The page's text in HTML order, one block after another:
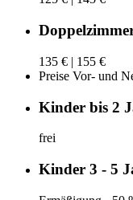
135 € | 155 €
Preise Vor- und
Kinder bis 2
frei
Kinder 3 - 5